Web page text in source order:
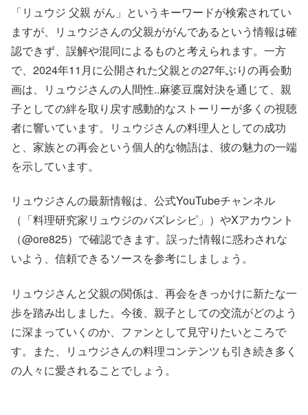
「リュウジ 父親 がん」というキーワードが検索されてい
ますが、リュウジさんの父親ががんであるという情報は確
認できず、誤解や混同によるものと考えられます。一方
で、2024年11月に公開された父親との27年ぶりの再会動
画は、リュウジさんの人間性..麻婆豆腐対決を通じて、親
子としての絆を取り戻す感動的なストーリーが多くの視聴
者に響いています。リュウジさんの料理人としての成功
と、家族との再会という個人的な物語は、彼の魅力の一端
を示しています。
リュウジさんの最新情報は、公式YouTubeチャンネル
（「料理研究家リュウジのバズレシピ」）やXアカウント
（@ore825）で確認できます。誤った情報に惑わされな
いよう、信頼できるソースを参考にしましょう。
リュウジさんと父親の関係は、再会をきっかけに新たな一
歩を踏み出しました。今後、親子としての交流がどのよう
に深まっていくのか、ファンとして見守りたいところで
す。また、リュウジさんの料理コンテンツも引き続き多く
の人々に愛されることでしょう。